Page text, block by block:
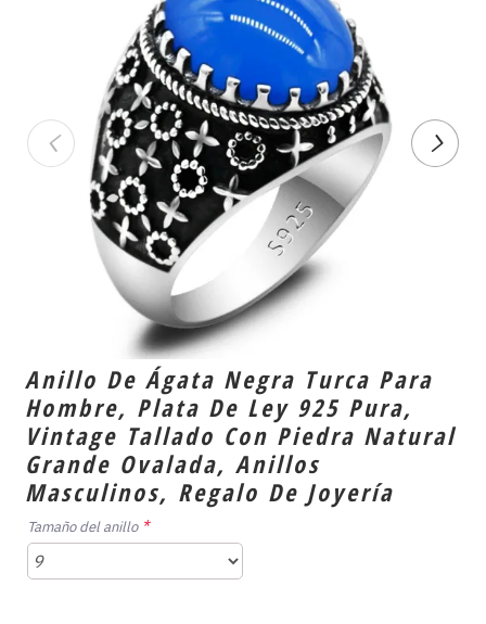
Anillo De Ágata Negra Turca Para
Hombre, Plata De Ley 925 Pura,
Vintage Tallado Con Piedra Natural
Grande Ovalada, Anillos
Masculinos, Regalo De Joyería
Tamaño del anillo